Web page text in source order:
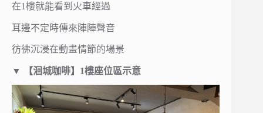
在1樓就能看到火車經過
耳邊不定時傳來陣陣聲音
彷彿沉浸在動畫情節的場景
▼ 【洄城咖啡】1樓座位區示意